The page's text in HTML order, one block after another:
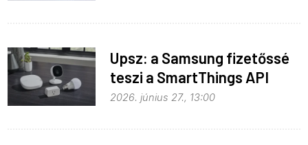
Upsz: a Samsung fizetőssé
teszi a SmartThings API
hozzáférést
2026. június 27., 13:00